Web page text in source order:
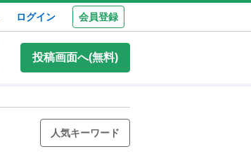
ログイン 会員登録
投稿画面へ(無料)
人気キーワード